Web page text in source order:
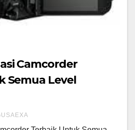
Camcorder
Semua Level